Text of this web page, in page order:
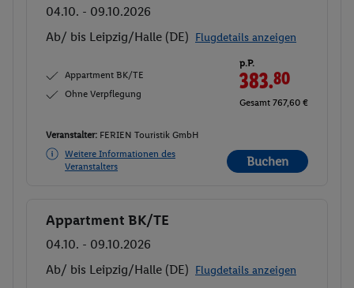
04.10. - 09.10.2026
Ab/ bis Leipzig/Halle (DE) Flugdetails anzeigen
Appartment BK/TE
Ohne Verpflegung
p.P.
383.80
Gesamt 767,60 €
Veranstalter: FERIEN Touristik GmbH
Weitere Informationen des
Veranstalters
Buchen
Buchen
Appartment BK/TE
04.10. - 09.10.2026
Ab/ bis Leipzig/Halle (DE) Flugdetails anzeigen